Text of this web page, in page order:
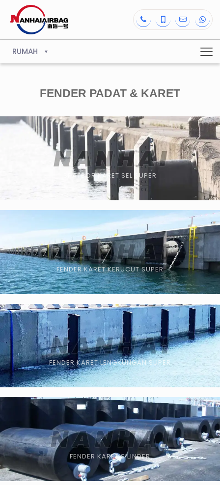
RUMAH
FENDER PADAT & KARET
SPATBOR KARET SEL SUPER
FENDER KARET KERUCUT SUPER
FENDER KARET LENGKUNGAN SUPER
FENDER KARET SILINDER